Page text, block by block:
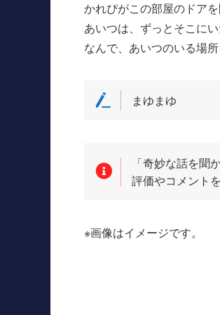
かれぴがこの部屋のドア
あいつは、ずっとそこに
なんで、あいつのいる場
まゆまゆ
「奇妙な話を聞
評価やコメント
※画像はイメージです。